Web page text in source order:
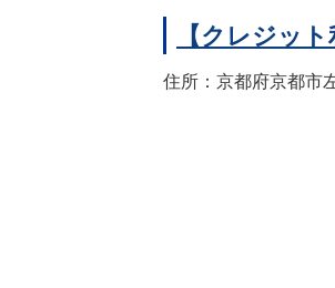
【クレジッ
住所：京都府京都市